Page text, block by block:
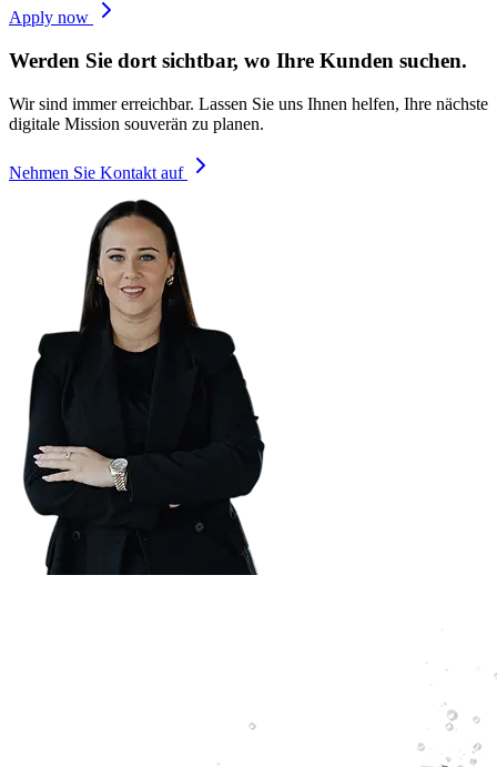
Apply now
Werden Sie dort sichtbar, wo Ihre Kunden suchen.
Wir sind immer erreichbar. Lassen Sie uns Ihnen helfen, Ihre nächste
digitale Mission souverän zu planen.
Nehmen Sie Kontakt auf